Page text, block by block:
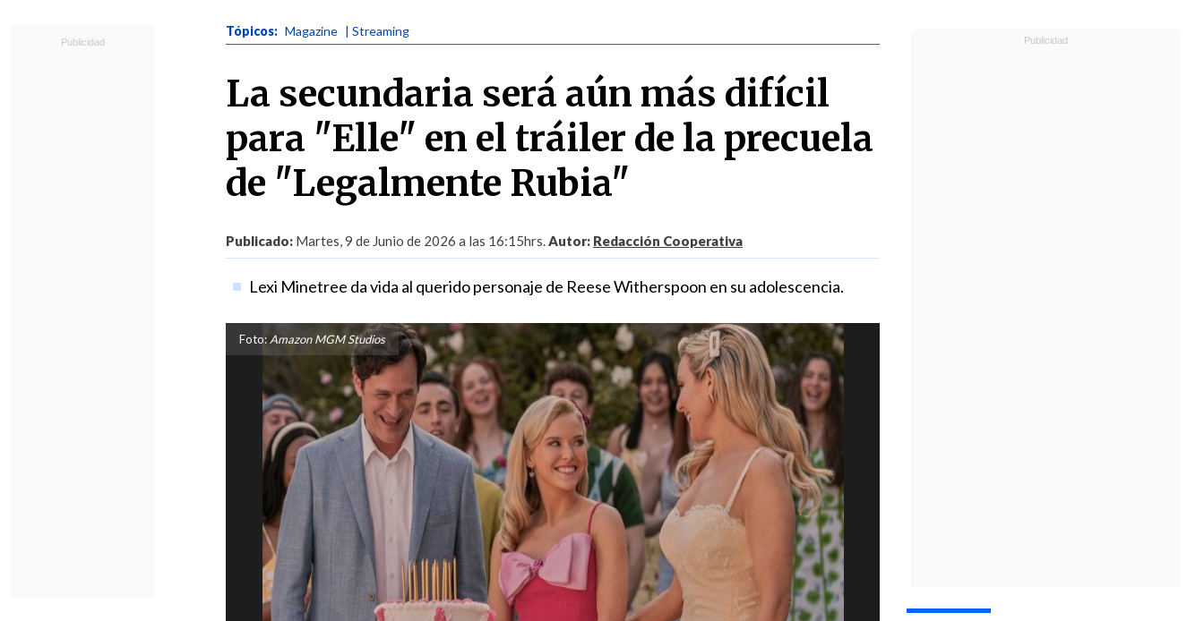
Tópicos: Magazine | Streaming
La secundaria será aún más difícil
para "Elle" en el tráiler de la precuela
de "Legalmente Rubia"
Publicado: Martes, 9 de Junio de 2026 a las 16:15hrs.Autor: Redacción Cooperativa
Lexi Minetree da vida al querido personaje de Reese Witherspoon en su adolescencia.
Foto: Amazon MGM Studios